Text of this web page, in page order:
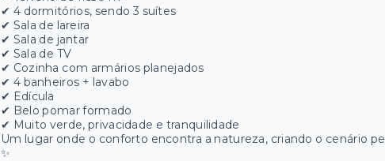
✔ 4 dormitórios, sendo 3 suítes
✔ Sala de lareira
✔ Sala de jantar
✔ Sala de TV
✔ Cozinha com armários planejados
✔ 4 banheiros + lavabo
✔ Edícula
✔ Belo pomar formado
✔ Muito verde, privacidade e tranquilidade
Um lugar onde o conforto encontra a natureza, criando o cenário
✨